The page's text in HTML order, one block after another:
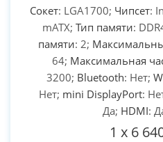
Сокет: LGA1700; Чипсет:
mATX; Тип памяти:
памяти: 2;
64; Максимальная
3200; Bluetooth: Нет;
Нет; mini DisplayPort:
Да; HDMI:
1 x 6